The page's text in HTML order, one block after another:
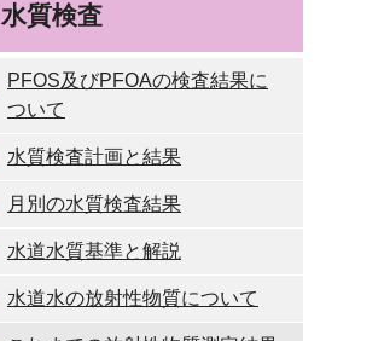
水質検査
PFOS及びPFOAの検査結果に
ついて
水質検査計画と結果
月別の水質検査結果
水道水質基準と解説
水道水の放射性物質について